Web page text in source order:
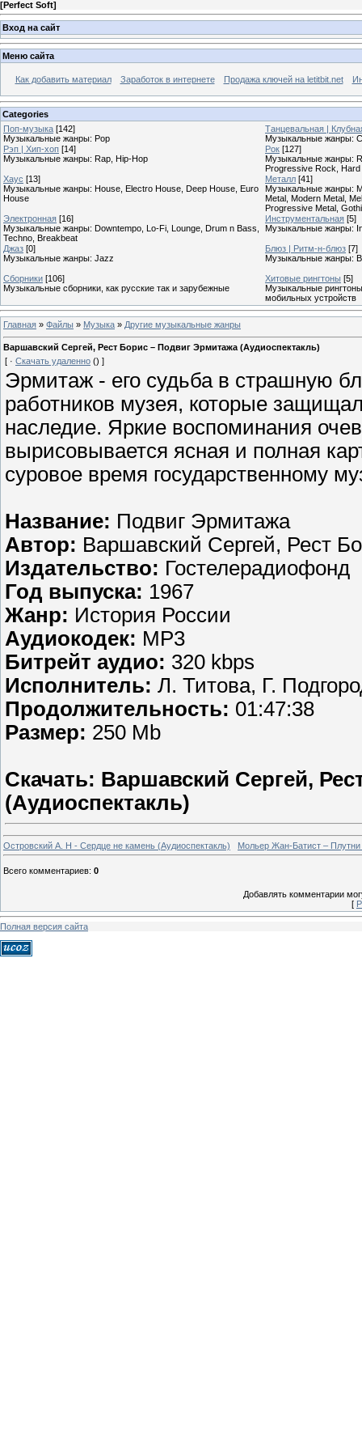
[Perfect Soft]
Вход на сайт
Меню сайта
Как добавить материал Заработок в интернете Продажа ключей на letitbit.net
Categories
Поп-музыка [142]
Музыкальные жанры: Pop
Танцевальная |
Музыкальные жанры:
Рэп | Хип-хоп [14]
Музыкальные жанры: Rap, Hip-Hop
Рок [127]
Музыкальные жанры:
Progressive Rock,
Хаус [13]
Музыкальные жанры: House, Electro House, Deep House, Euro
House
Металл [41]
Музыкальные жанры:
Metal, Modern Metal,
Progressive Metal,
Электронная [16]
Музыкальные жанры: Downtempo, Lo-Fi, Lounge, Drum n Bass,
Techno, Breakbeat
Инструментальная [5]
Музыкальные жанры:
Джаз [0]
Музыкальные жанры: Jazz
Блюз | Ритм-н-блюз [7]
Музыкальные жанры:
Сборники [106]
Музыкальные сборники, как русские так и зарубежные
Хитовые рингтоны [5]
Музыкальные
мобильных устройств
Главная » Файлы » Музыка » Другие музыкальные жанры
Варшавский Сергей, Рест Борис – Подвиг Эрмитажа (Аудиоспектакль)
[ · Скачать удаленно () ]
Эрмитаж - его судьба в страшную
работников музея, которые
наследие. Яркие воспоминания
вырисовывается ясная и полная
суровое время государственному
Название: Подвиг Эрмитажа
Автор: Варшавский Сергей, Рест
Издательство: Гостелерадиофонд
Год выпуска: 1967
Жанр: История России
Аудиокодек: MP3
Битрейт аудио: 320 kbps
Исполнитель: Л. Титова, Г.
Продолжительность: 01:47:38
Размер: 250 Mb
Скачать: Варшавский Сергей,
(Аудиоспектакль)
Островский А. Н - Сердце не камень (Аудиоспектакль) Мольер Жан-Батист – Плутни
Всего комментариев: 0
Добавлять комментарии
[
Полная версия сайта